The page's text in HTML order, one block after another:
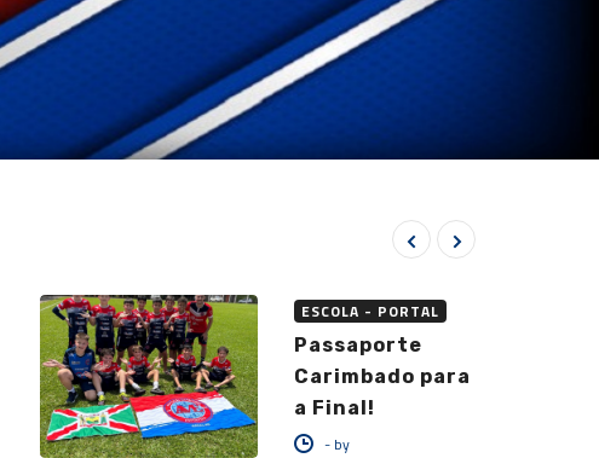
ESCOLA - PORTAL
Passaporte
Carimbado para
a Final!
- by